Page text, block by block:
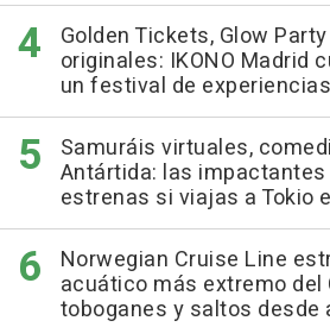
Golden Tickets, Glow
originales: IKONO Madrid
un festival de
Samuráis virtuales,
Antártida: las
estrenas si viajas a Tokio
Norwegian Cruise Line
acuático más extremo del
toboganes y saltos desde